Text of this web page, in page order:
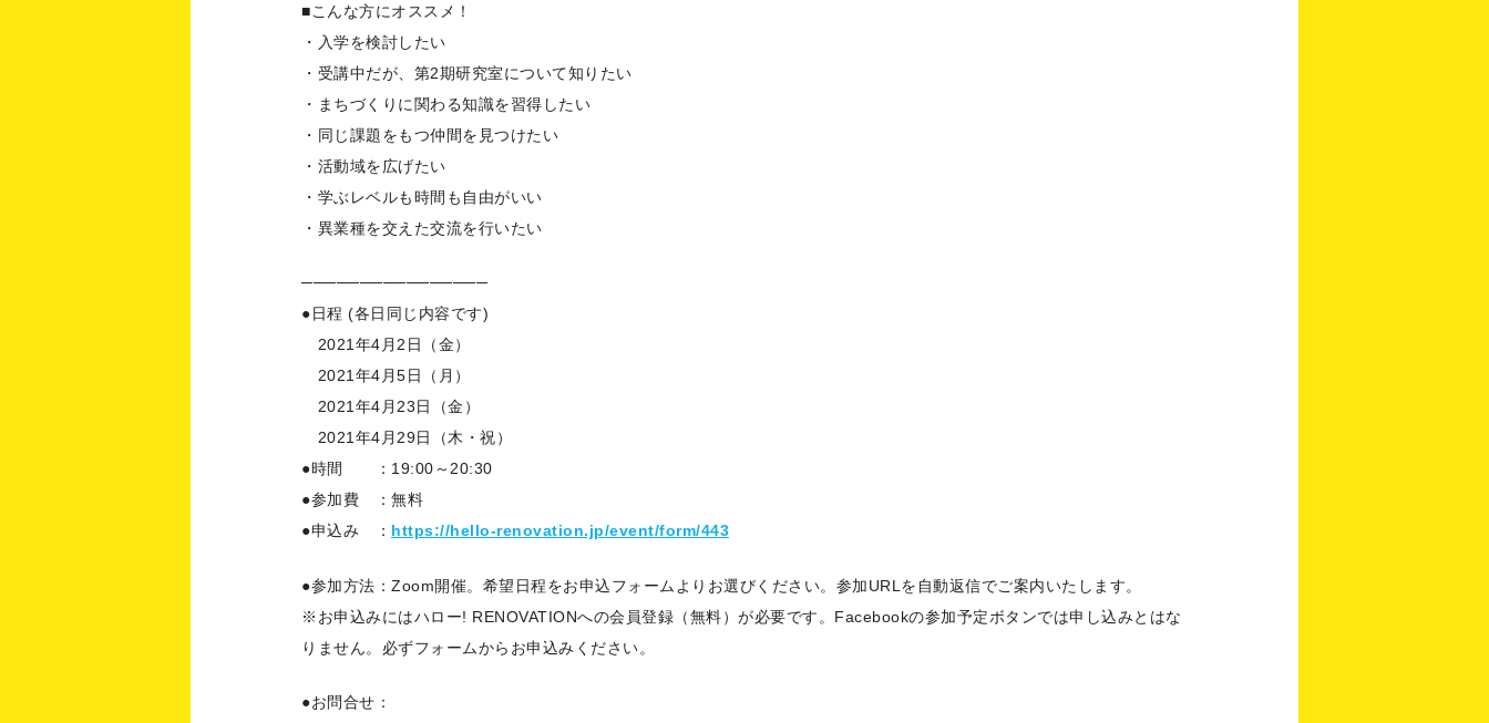
■こんな方にオススメ！
・入学を検討したい
・受講中だが、第2期研究室について知りたい
・まちづくりに関わる知識を習得したい
・同じ課題をもつ仲間を見つけたい
・活動域を広げたい
・学ぶレベルも時間も自由がいい
・異業種を交えた交流を行いたい
────────────────
●日程 (各日同じ内容です)
2021年4月2日（金）
2021年4月5日（月）
2021年4月23日（金）
2021年4月29日（木・祝）
●時間 ：19:00～20:30
●参加費 ：無料
●申込み ： https://hello-renovation.jp/event/form/443
●参加方法：Zoom開催。希望日程をお申込フォームよりお選びください。参加URLを自動返信でご案内いたします。
※お申込みにはハロー! RENOVATIONへの会員登録（無料）が必要です。Facebookの参加予定ボタンでは申し込みとはな
りません。必ずフォームからお申込みください。
●お問合せ：